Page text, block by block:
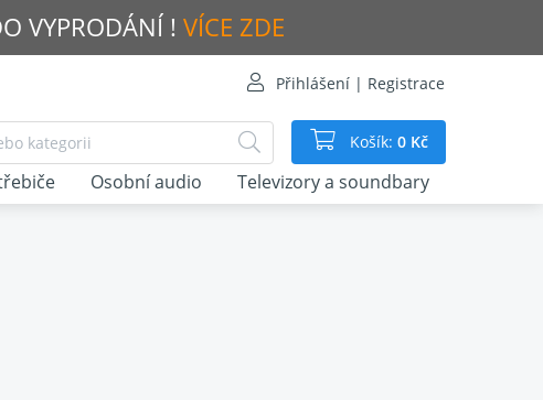
VYPRODÁNÍ ! VÍCE ZDE
Přihlášení | Registrace
Košík: 0 Kč
Osobní audio Televizory a soundbary